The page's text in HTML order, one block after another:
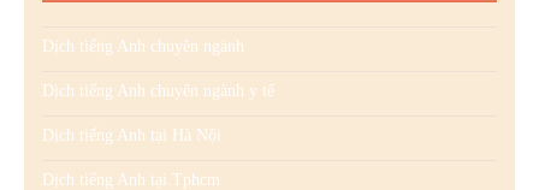
Dịch tiếng Anh chuyên ngành
Dịch tiếng Anh chuyên ngành y tế
Dịch tiếng Anh tại Hà Nội
Dịch tiếng Anh tại Tphcm